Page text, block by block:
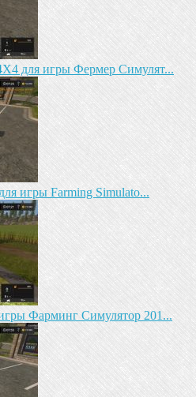
для игры Фермер Симулят...
игры Farming Simulato...
Фарминг Симулятор 201...